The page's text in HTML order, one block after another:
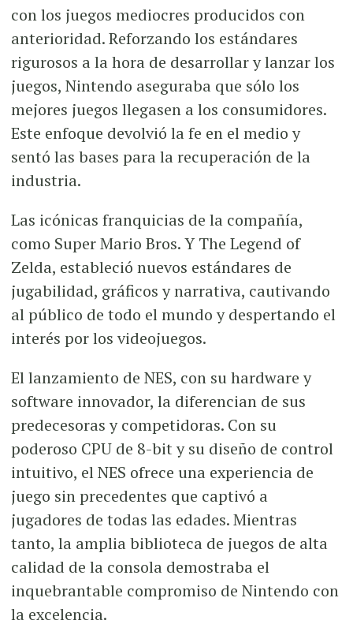
con los juegos mediocres producidos con
anterioridad. Reforzando los estándares
rigurosos a la hora de desarrollar y lanzar los
juegos, Nintendo aseguraba que sólo los
mejores juegos llegasen a los consumidores.
Este enfoque devolvió la fe en el medio y
sentó las bases para la recuperación de la
industria.
Las icónicas franquicias de la compañía,
como Super Mario Bros. Y The Legend of
Zelda, estableció nuevos estándares de
jugabilidad, gráficos y narrativa, cautivando
al público de todo el mundo y despertando el
interés por los videojuegos.
El lanzamiento de NES, con su hardware y
software innovador, la diferencian de sus
predecesoras y competidoras. Con su
poderoso CPU de 8-bit y su diseño de control
intuitivo, el NES ofrece una experiencia de
juego sin precedentes que captivó a
jugadores de todas las edades. Mientras
tanto, la amplia biblioteca de juegos de alta
calidad de la consola demostraba el
inquebrantable compromiso de Nintendo con
la excelencia.